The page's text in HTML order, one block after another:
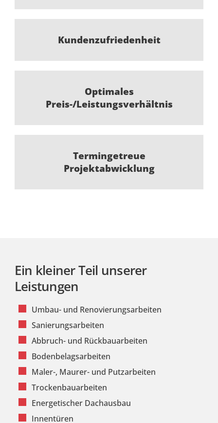
Kundenzufriedenheit
Optimales
Preis-/Leistungsverhältnis
Termingetreue
Projektabwicklung
Ein kleiner Teil unserer
Leistungen
Umbau- und Renovierungsarbeiten
Sanierungsarbeiten
Abbruch- und Rückbauarbeiten
Bodenbelagsarbeiten
Maler-, Maurer- und Putzarbeiten
Trockenbauarbeiten
Energetischer Dachausbau
Innentüren